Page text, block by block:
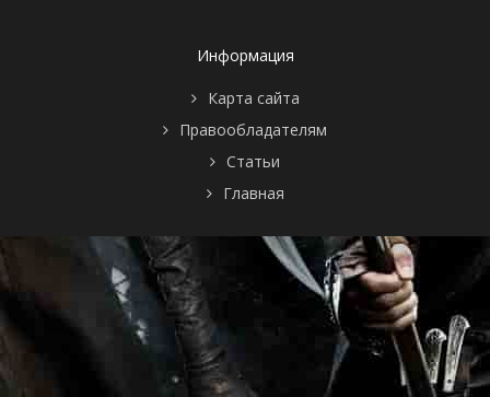
Информация
Карта сайта
Правообладателям
Статьи
Главная